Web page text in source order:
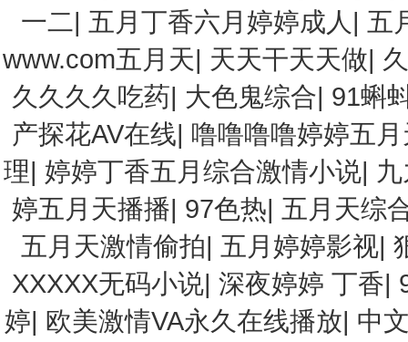
一二| 五月丁香六月婷婷成人 | 五
www.com五月天| 天天干天天做|
久久久久吃药| 大色鬼综合| 91蝌
产探花AV在线| 噜噜噜噜婷婷五
理| 婷婷丁香五月综合激情小说|
婷五月天播播| 97色热| 五月天综
五月天激情偷拍| 五月婷婷影视|
XXXXX无码小说|深夜婷婷 丁香|
婷| 欧美激情VA永久在线播放| 中